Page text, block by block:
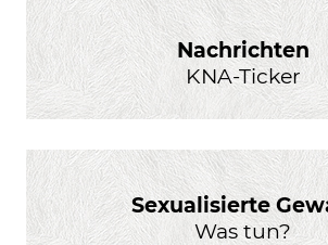
Nachrichten
KNA-Ticker
Sexualisierte
Was tun?